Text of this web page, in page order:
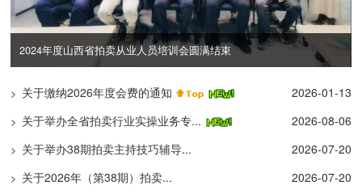
互学互鉴强自律 携手共进促规范
> 关于缴纳2026年度会费的通知 2026-01-13
> 关于举办全省拍卖行业实操业务专... 2026-08-06
> 关于举办38期拍卖主持技巧辅导... 2026-07-20
> 关于2026年（第38期）拍卖... 2026-07-20